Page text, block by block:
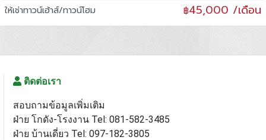
ให้เช่าทาวน์เฮ้าส์/ทาวน์โฮม ฿45,000 /เดือน
ติดต่อเรา
สอบถามข้อมูลเพิ่มเติม
ฝ่าย โกดัง-โรงงาน Tel: 081-582-3485
ฝ่าย บ้านเดี่ยว Tel: 097-182-3805